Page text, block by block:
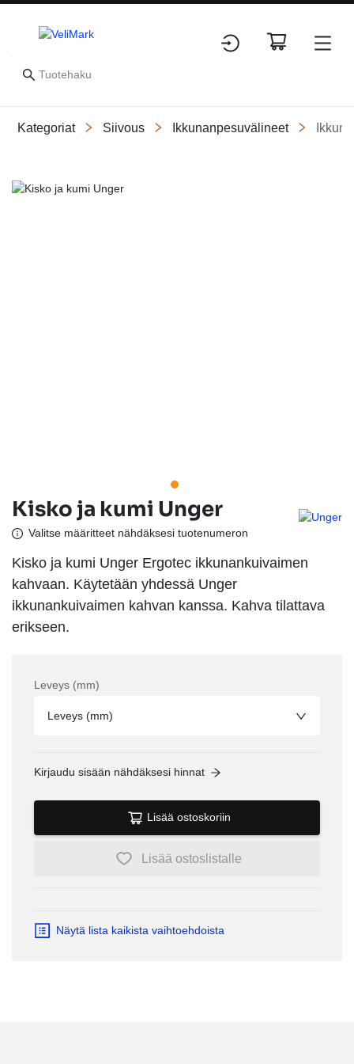
Kategoriat Siivous Ikkunanpesuvälineet
Slide 1 of 1
Kisko ja kumi Unger
Valitse määritteet nähdäksesi tuotenumeron
Kisko ja kumi Unger Ergotec ikkunankuivaimen
kahvaan. Käytetään yhdessä Unger
ikkunankuivaimen kahvan kanssa. Kahva tilattava
erikseen.
Leveys (mm)
Leveys (mm)
Kirjaudu sisään nähdäksesi hinnat
Lisää ostoskoriin
Lisää ostoslistalle
Näytä lista kaikista vaihtoehdoista